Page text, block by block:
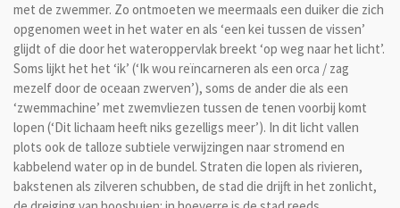
met de zwemmer. Zo ontmoeten we meermaals een duiker die zich
opgenomen weet in het water en als ‘een kei tussen de vissen’
glijdt of die door het wateroppervlak breekt ‘op weg naar het licht’.
Soms lijkt het het ‘ik’ (‘Ik wou reïncarneren als een orca / zag
mezelf door de oceaan zwerven’), soms de ander die als een
‘zwemmachine’ met zwemvliezen tussen de tenen voorbij komt
lopen (‘Dit lichaam heeft niks gezelligs meer’). In dit licht vallen
plots ook de talloze subtiele verwijzingen naar stromend en
kabbelend water op in de bundel. Straten die lopen als rivieren,
bakstenen als zilveren schubben, de stad die drijft in het zonlicht,